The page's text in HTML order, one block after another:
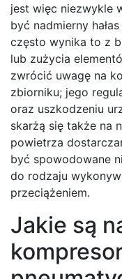
jest więc niezwykle
być nadmierny
często wynika to z
lub zużycia
zwrócić uwagę na
zbiorniku; jego
oraz uszkodzeniu
skarżą się także na
powietrza
być spowodowane
do rodzaju
przeciążeniem.
Jakie są